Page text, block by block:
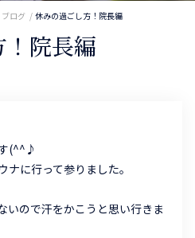
ブログ 休みの過ごし方！院長編
院長編
(^^♪
に行って参りました。
いので汗をかこうと思い行きま